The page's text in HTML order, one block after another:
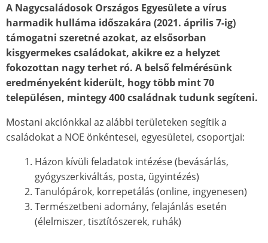
A Nagycsaládosok Országos Egyesülete a vírus
harmadik hulláma időszakára (2021. április 7-ig)
támogatni szeretné azokat, az elsősorban
kisgyermekes családokat, akikre ez a helyzet
fokozottan nagy terhet ró. A belső felmérésünk
eredményeként kiderült, hogy több mint 70
településen, mintegy 400 családnak tudunk segíteni.
Mostani akciónkkal az alábbi területeken segítik a
családokat a NOE önkéntesei, egyesületei, csoportjai:
Házon kívüli feladatok intézése (bevásárlás,
gyógyszerkiváltás, posta, ügyintézés)
Tanulópárok, korrepetálás (online, ingyenesen)
Természetbeni adomány, felajánlás esetén
(élelmiszer, tisztítószerek, ruhák)